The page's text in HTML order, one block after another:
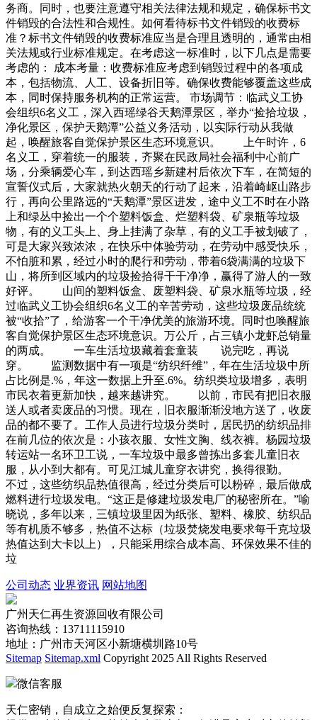
务商。同时，也要注意遵守相关法律法规和规定，确保标书文
件销毁的合法性和合规性。如何看待标书文件销毁的收费标
准？标书文件销毁的收费标准应当是合理且透明的，通常由相
关法规或行业标准规定。在考虑这一标准时，以下几点是需要
考虑的： 成本考量：收费标准应考虑到销毁过程中的各项成
本，包括物流、人工、设备折旧等。确保收费能够覆盖这些成
本，同时保持服务机构的正常运营。 市场调节：临武义工协
会组织6名义工，深入西瑶绿谷天鹅潭景区，举办“捡拾垃圾，
净化景区，保护天鹅潭”公益义务活动，以实际行动从我做
起，唤醒旅客自觉保护景区生态环境意识。 上午时许，6
名义工，穿着统一的服装，齐聚在民政局社会福利中心前广
场，分乘辆爱心车，到达西瑶乡新建村后依次下车，在简短的
宣誓仪式后，大家就热火朝天的行动了起来，沿着崎岖山路步
行，再向公里路远的“天鹅潭”景区进发，途中义工不时在小路
上和绿丛中捡出一个个塑料饭盒、烂塑料袋、矿泉瓶等垃圾
物，有的义工头上、身上挂满了杂草，有的义工手被划破了，
可是大家兴致浓浓，在快乐中体验劳动，在劳动中感受快乐，
不怕脏和累，经过小时的爬行和劳动，带着6袋满满的垃圾下
山，将所到区域内的垃圾捡拾得干干净净，赢得了游人的一致
好评。 山间的塑料饭盒、废塑料袋、矿泉水瓶等垃圾，经
过临武义工协会组织6名义工的辛苦劳动，这些垃圾废品统统
被“收拾”了，给游客一个干净优美的旅游环境。同时也唤醒旅
客自觉保护景区生态环境意识。万公斤，占三镇小龙虾总销量
的两成。 一车生活垃圾藏着套童装 说完吃，再说
穿。 监测数据中有一项是“纺织纤维”，年在生活垃圾中所
占比例是.%，年这一数据上升至.6%。纺织类垃圾增多，表明
市民衣着更新加快，越来越讲究。 以前，市民有把旧衣服
送人或者卖废品的习惯。现在，旧衣服渐渐没地方送了，收废
品的都不要了。工作人员进行垃圾分类时，居民扔的纺织品排
在前几位的依次是：小孩衣服、女性文胸、线衣裤。杨园垃圾
转运站一名环卫工说，一车垃圾中最多曾拣出多套儿童旧衣
服，从小到大都有。可见江城儿童穿衣讲究，换得很勤。
不过，这些纺织品热值很高，经过分类后可以粉碎，最后做成
燃料进行垃圾发电。“这正是修建垃圾发电厂的秘密所在。”喻
晓说，多年以来，三镇垃圾里因为纸张、塑料、橡胶、纺织品
等有机质不够多，热值不达标（垃圾焚烧发电要求每千克垃圾
热值达到大卡以上），只能采用综合成本高、环保效果不佳的
垃
公司动态 业界资讯 网站地图
广州天仁再生资源回收有限公司
咨询热线：13711115910
地址：广州市天河区小新塘横圳路10号
Sitemap Sitemap.xml Copyright 2025 All Rights Reserved
微信客服
天仁密销，自成立之始便反复探索：